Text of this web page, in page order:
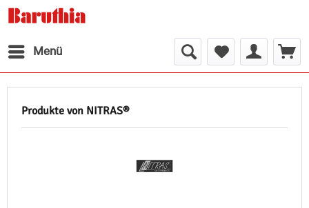
Menü
Produkte von NITRAS®